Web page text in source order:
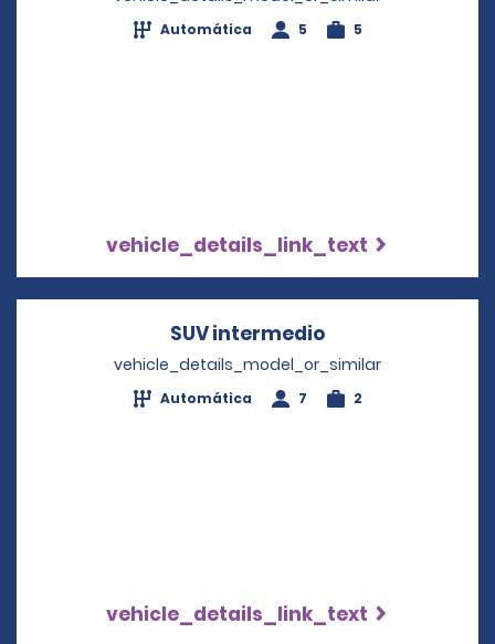
Automática 5 5
vehicle_details_link_text
SUV intermedio
vehicle_details_model_or_similar
Automática 7 2
vehicle_details_link_text